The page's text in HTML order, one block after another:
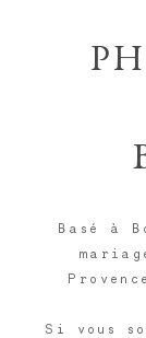
Basé à
Si vous